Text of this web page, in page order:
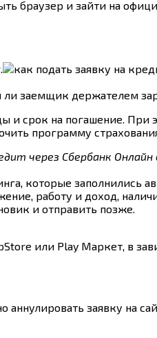
браузер и зайти на
заемщик держателем
и срок на погашение.
программу
которые заполнились
работу и доход,
и отправить позже.
или Play Маркет, в
заявку на